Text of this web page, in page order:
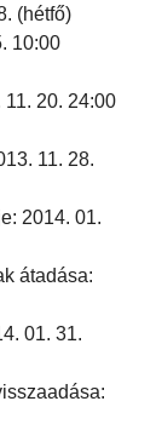
(hétfő)
10:00
20. 24:00
11. 28.
2014. 01.
átadása:
01. 31.